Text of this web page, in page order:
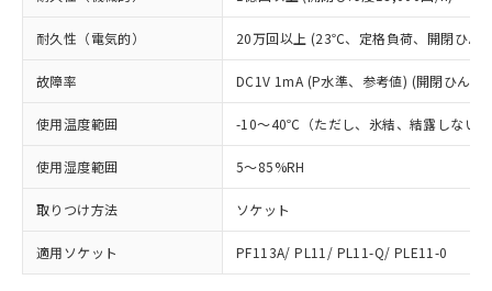
耐久性（電気的） 20万回以上 (23℃、定格負荷、開閉ひん
故障率 DC1V 1mA (P水準、参考値) (開閉ひん
使用温度範囲 -10～40℃（ただし、氷結、結露しない
使用湿度範囲 5～85%RH
取りつけ方法 ソケット
適用ソケット PF113A/ PL11/ PL11-Q/ PLE11-0
在庫状況および標準価格結果を当社の
事前の承諾なく第三者に漏洩または開
示しないようお願いします。
マイパーツ機能（部品リスト作成サー
ビス）をご利用いただくには、I-Web
メンバーズにご登録されている必要が
お客様が当ウェブサイト上で当社にご
登録された部品リストについて、当社
および当社の共同利用者が、当社の製
品・サービスに関するお客様との取
部品在庫の切り替え状況などにより、予定
月が前後することがあります。
※3 非含有証明書ダウンロード
下記の非含有証明書をダウンロードするこ
※2 環境保護使用期限
「ｅ」：有害物質（10物質）のすべてが基
準値以下であることを示します。
「10」：通常の使用状況下において有害物
質が外部に漏えいし、環境に深刻な影響を
「－」：未確認です。当社販売部門へお問
い合わせください。
使用いたしません。
当社は、貴社製品を第三者に販売する
場合は、上記1、2および3の内容を当
該第三者に通知します。また当社は、
法に輸出するおそれがある場合は、取
り引きをいたしません。
たはお客様担当のオムロン制御
機器販売店・当社販売員にご確
空
受注生産機種、また在庫状況の
情報を公開していない機種